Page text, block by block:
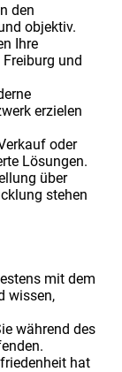
den
objektiv.
Ihre
und
erzielen
oder
Lösungen.
über
stehen
mit dem
wissen,
während des
hat